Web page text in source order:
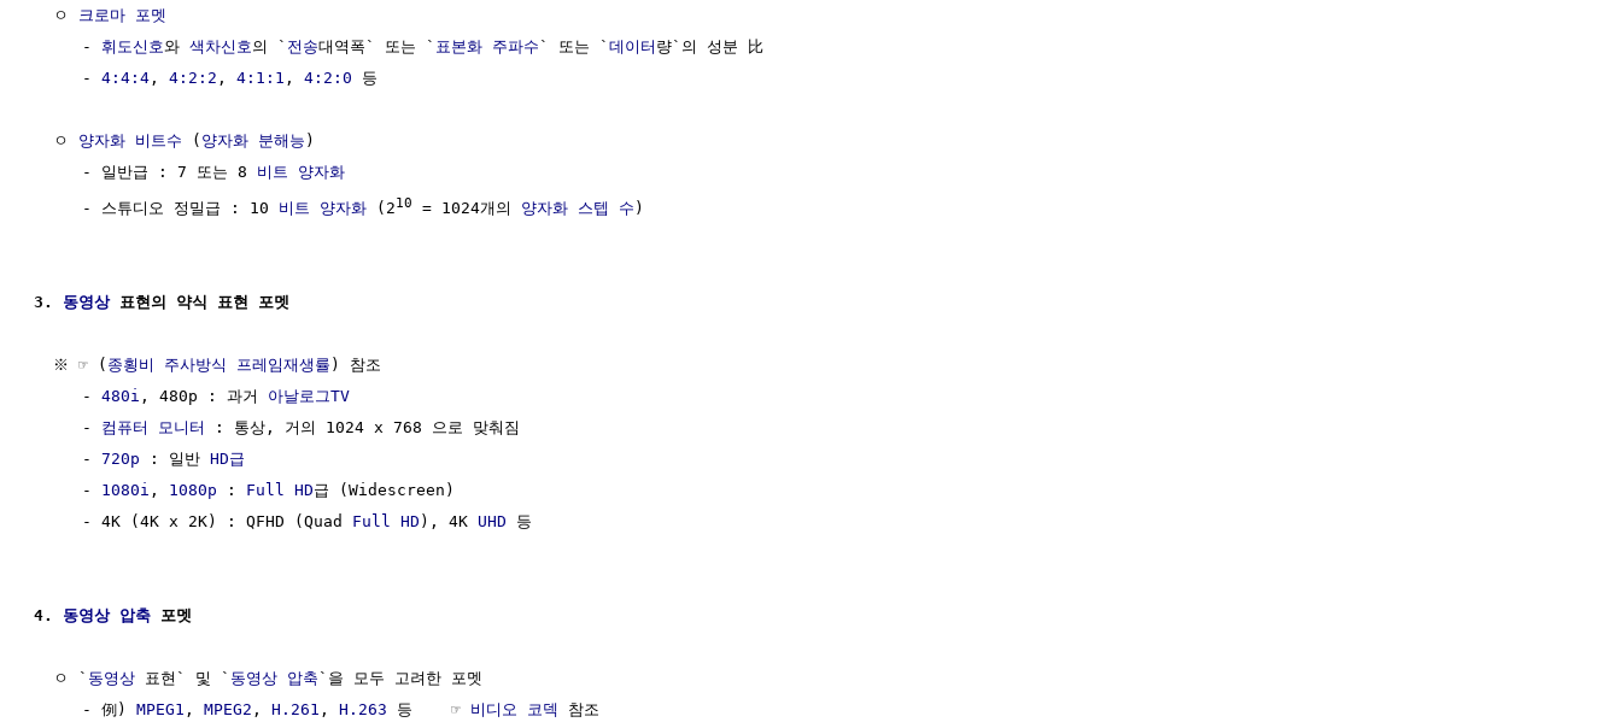
  ㅇ
크로마 포멧
     -
휘도신호와 색차신호의 ` 전송대역폭` 또는 ` 표본화 주파수 ` 또는 ` 데이터 량`의 성분 比
     -
4:4:4 , 4:2:2 , 4:1:1 , 4:2:0 등
  ㅇ
양자화 비트수 ( 양자화 분해능 )
     - 일반급 : 7 또는 8
비트 양자화
     - 스튜디오 정밀급 : 10
비트 양자화 (210 = 1024개의 양자화 스텝 수 )
3. 동영상 표현의 약식 표현 포멧
  ※ ☞ (
종횡비 주사방식 프레임재생률 ) 참조
     -
480i , 480p : 과거 아날로그TV
     -
컴퓨터 모니터
: 통상, 거의 1024 x 768 으로 맞춰짐
     -
720p : 일반 HD급
     -
1080i , 1080p : Full HD급 (Widescreen)
     - 4K (4K x 2K) : QFHD (Quad
Full HD ), 4K UHD 등
4. 동영상 압축 포멧
  ㅇ `
동영상 표현` 및 ` 동영상 압축 `을 모두 고려한 포멧
     - 例)
MPEG1 , MPEG2 , H.261 , H.263 등    ☞ 비디오 코덱 참조